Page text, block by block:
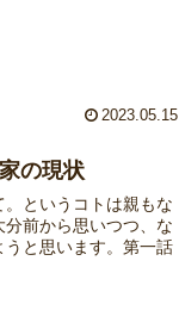
2023.05.15
の現状
というコトは親もな
前から思いつつ、な
と思います。第一話